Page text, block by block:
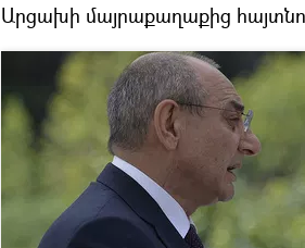
Արցախի մայրաքաղաքից